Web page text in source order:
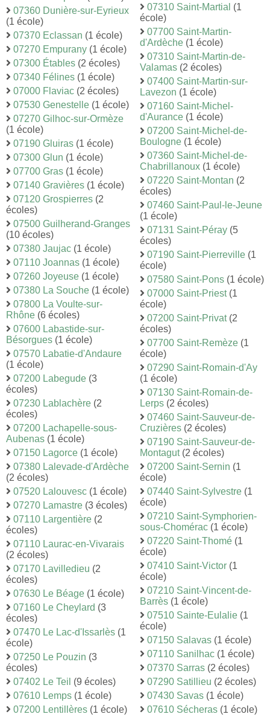
07360 Dunière-sur-Eyrieux
(1 école)
07370 Eclassan (1 école)
07270 Empurany (1 école)
07300 Étables (2 écoles)
07340 Félines (1 école)
07000 Flaviac (2 écoles)
07530 Genestelle (1 école)
07270 Gilhoc-sur-Ormèze
(1 école)
07190 Gluiras (1 école)
07300 Glun (1 école)
07700 Gras (1 école)
07140 Gravières (1 école)
07120 Grospierres (2
écoles)
07500 Guilherand-Granges
(10 écoles)
07380 Jaujac (1 école)
07110 Joannas (1 école)
07260 Joyeuse (1 école)
07380 La Souche (1 école)
07800 La Voulte-sur-
Rhône (6 écoles)
07600 Labastide-sur-
Bésorgues (1 école)
07570 Labatie-d'Andaure
(1 école)
07200 Labegude (3
écoles)
07230 Lablachère (2
écoles)
07200 Lachapelle-sous-
Aubenas (1 école)
07150 Lagorce (1 école)
07380 Lalevade-d'Ardèche
(2 écoles)
07520 Lalouvesc (1 école)
07270 Lamastre (3 écoles)
07110 Largentière (2
écoles)
07110 Laurac-en-Vivarais
(2 écoles)
07170 Lavilledieu (2
écoles)
07630 Le Béage (1 école)
07160 Le Cheylard (3
écoles)
07470 Le Lac-d'Issarlès (1
école)
07250 Le Pouzin (3
écoles)
07402 Le Teil (9 écoles)
07610 Lemps (1 école)
07200 Lentillères (1 école)
07310 Saint-Martial (1
école)
07700 Saint-Martin-
d'Ardèche (1 école)
07310 Saint-Martin-de-
Valamas (2 écoles)
07400 Saint-Martin-sur-
Lavezon (1 école)
07160 Saint-Michel-
d'Aurance (1 école)
07200 Saint-Michel-de-
Boulogne (1 école)
07360 Saint-Michel-de-
Chabrillanoux (1 école)
07220 Saint-Montan (2
écoles)
07460 Saint-Paul-le-Jeune
(1 école)
07131 Saint-Péray (5
écoles)
07190 Saint-Pierreville (1
école)
07580 Saint-Pons (1 école)
07000 Saint-Priest(1
école)
07200 Saint-Privat(2
écoles)
07700 Saint-Remèze (1
école)
07290 Saint-Romain-d'Ay
(1 école)
07130 Saint-Romain-de-
Lerps (2 écoles)
07460 Saint-Sauveur-de-
Cruzières (2 écoles)
07190 Saint-Sauveur-de-
Montagut(2 écoles)
07200 Saint-Sernin (1
école)
07440 Saint-Sylvestre (1
école)
07210 Saint-Symphorien-
sous-Chomérac (1 école)
07220 Saint-Thomé (1
école)
07410 Saint-Victor (1
école)
07210 Saint-Vincent-de-
Barrès (1 école)
07510 Sainte-Eulalie (1
école)
07150 Salavas (1 école)
07110 Sanilhac (1 école)
07370 Sarras (2 écoles)
07290 Satillieu (2 écoles)
07430 Savas (1 école)
07610 Sécheras (1 école)